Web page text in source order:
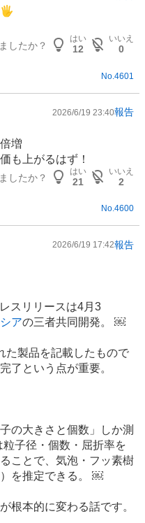
🖐️
したか？
はい
12
いいえ
0
No. 4601
2026/6/19 23:40報告
増
も上がるはず！
したか？
はい
21
いいえ
2
No.4600
2026/6/19 17:42報告
スリリースは4月3
アの三者共同開発。 ￼
た製品を記載したもので
了という点が重要。
の大きさと個数」しか測
子径・個数・屈折率を
ことで、気泡・フッ素樹
を推定できる。 ￼
根本的に変わる話です。